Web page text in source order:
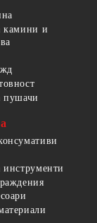
камини и
пушачи
инструменти